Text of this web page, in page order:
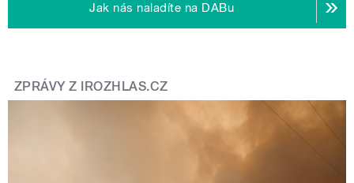
Jak nás naladíte na DABu
ZPRÁVY Z IROZHLAS.CZ